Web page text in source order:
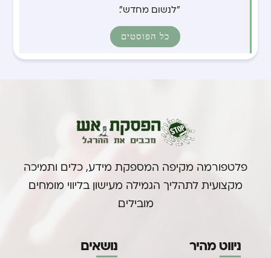
"לנשום מחדש".
כל הפוסטים
פלטפורמה מקיפה המספקת מידע, כלים ותמיכה
מקצועית לתהליך הגמילה מעישון בליווי מומחים
מובילים.
ניווט מהיר נושאים